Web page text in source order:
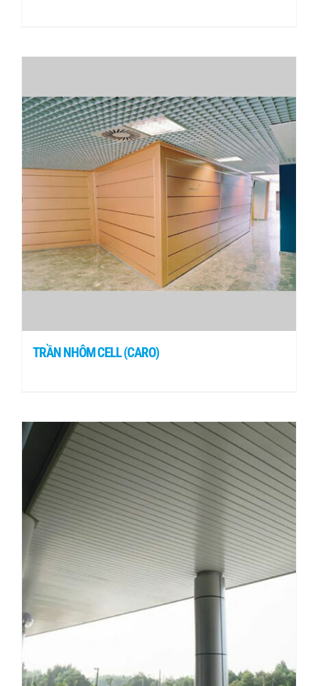
TRẦN NHÔM CELL (CARO)